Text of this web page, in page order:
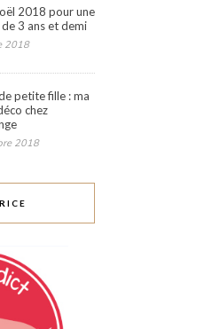
2018 pour une
3 ans et demi
2018
petite fille : ma
chez
2018